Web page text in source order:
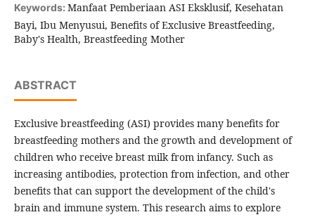
Keywords: Manfaat Pemberiaan ASI Eksklusif, Kesehatan
Bayi, Ibu Menyusui, Benefits of Exclusive Breastfeeding,
Baby's Health, Breastfeeding Mother
ABSTRACT
Exclusive breastfeeding (ASI) provides many benefits for
breastfeeding mothers and the growth and development of
children who receive breast milk from infancy. Such as
increasing antibodies, protection from infection, and other
benefits that can support the development of the child's
brain and immune system. This research aims to explore